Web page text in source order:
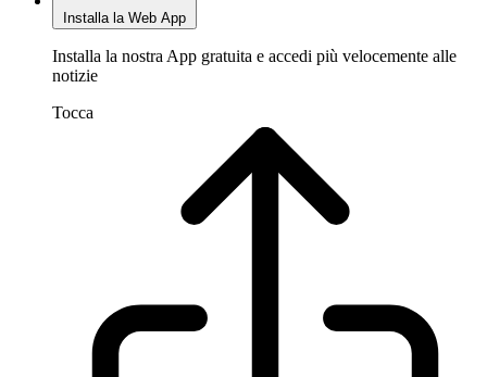
Installa la Web App
Installa la nostra App gratuita e accedi più velocemente alle
notizie
Tocca